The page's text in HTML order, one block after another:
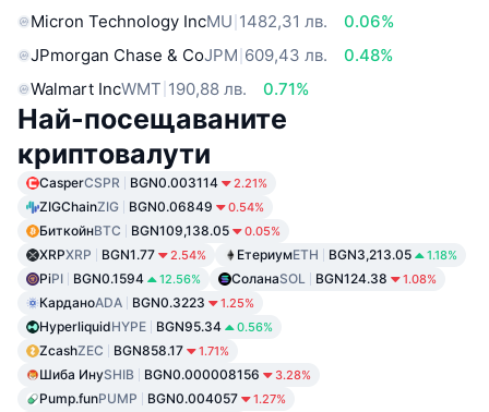
Micron Technology IncMU 1482,31 лв.
0.06%
JPmorgan Chase & CoJPM 609,43 лв.
0.48%
Walmart IncWMT 190,88 лв. 0.71%
Най-посещаваните
криптовалути
CasperCSPR BGN0.003114 2.21%
ZIGChainZIG BGN0.06849 0.54%
БиткойнBTC BGN109,138.05 0.05%
XRPXRP BGN1.77 2.54% ЕтериумETH BGN3,213.05 1.18%
PiPI BGN0.1594 12.56% СоланаSOL BGN124.38 1.08%
КарданоADA BGN0.3223 1.25%
HyperliquidHYPE BGN95.34 0.56%
ZcashZEC BGN858.17 1.71%
Шиба ИнуSHIB BGN0.000008156 3.28%
Pump.funPUMP BGN0.004057 1.27%